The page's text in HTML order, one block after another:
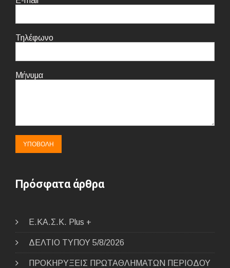
Τηλέφωνο
Μήνυμα
Πρόσφατα άρθρα
E.ΚΑ.Σ.Κ. Plus +
ΔΕΛΤΙΟ ΤΥΠΟΥ 5/8/2026
ΠΡΟΚΗΡΥΞΕΙΣ ΠΡΩΤΑΘΛΗΜΑΤΩΝ ΠΕΡΙΟΔΟΥ